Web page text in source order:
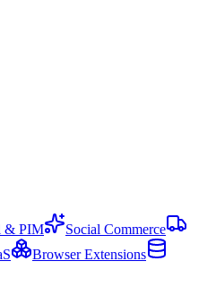
& PIM
Social Commerce
Browser Extensions